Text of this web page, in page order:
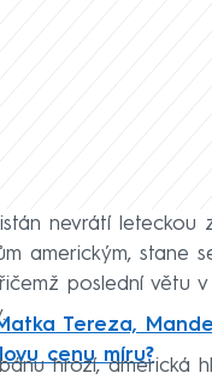
nevrátí
americkým, stane
poslední větu
Tereza,
cenu míru?
hrozí, americká